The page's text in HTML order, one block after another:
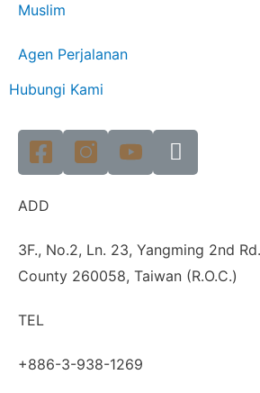
Muslim
Agen Perjalanan
Hubungi Kami
ADD
3F., No.2, Ln. 23, Yangming 2nd
County 260058, Taiwan (R.O.C.)
TEL
+886-3-938-1269